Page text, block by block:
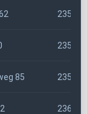
23564
23566
85 23568
23611